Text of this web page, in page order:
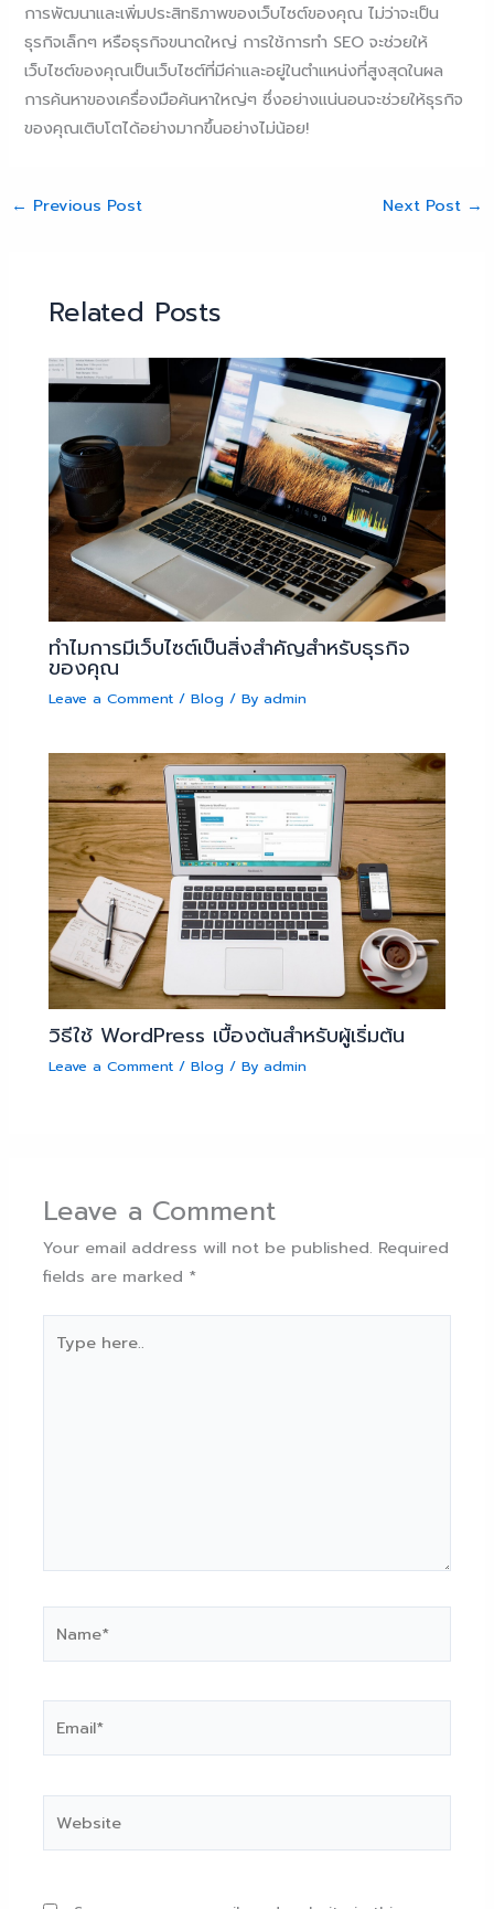
การพัฒนาและเพิ่มประสิทธิภาพของเว็บไซต์ของคุณ ไม่ว่าจะเป็น
ธุรกิจเล็กๆ หรือธุรกิจขนาดใหญ่ การใช้การทำ SEO จะช่วยให้
เว็บไซต์ของคุณเป็นเว็บไซต์ที่มีค่าและอยู่ในตำแหน่งที่สูงสุดในผล
การค้นหาของเครื่องมือค้นหาใหญ่ๆ ซึ่งอย่างแน่นอนจะช่วยให้ธุรกิจ
ของคุณเติบโตได้อย่างมากขึ้นอย่างไม่น้อย!
← Previous Post Next Post →
Related Posts
ทำไมการมีเว็บไซต์เป็นสิ่งสำคัญสำหรับธุรกิจ
ของคุณ
Leave a Comment /Blog / Byadmin
วิธีใช้ WordPress เบื้องต้นสำหรับผู้เริ่มต้น
Leave a Comment /Blog / Byadmin
Leave a Comment
Your email address will not be published. Required
fields are marked *
here..